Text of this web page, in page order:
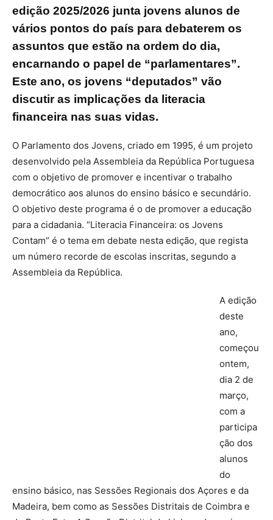
edição 2025/2026 junta jovens alunos de
vários pontos do país para debaterem os
assuntos que estão na ordem do dia,
encarnando o papel de “parlamentares”.
Este ano, os jovens “deputados” vão
discutir as implicações da literacia
financeira nas suas vidas.
O Parlamento dos Jovens, criado em 1995, é um projeto
desenvolvido pela Assembleia da República Portuguesa
com o objetivo de promover e incentivar o trabalho
democrático aos alunos do ensino básico e secundário.
O objetivo deste programa é o de promover a educação
para a cidadania. “Literacia Financeira: os Jovens
Contam” é o tema em debate nesta edição, que regista
um número recorde de escolas inscritas, segundo a
Assembleia da República.
A edição
deste
ano,
começou
ontem,
dia 2 de
março,
com a
participa
ção dos
alunos
do
ensino básico, nas Sessões Regionais dos Açores e da
Madeira, bem como as Sessões Distritais de Coimbra e